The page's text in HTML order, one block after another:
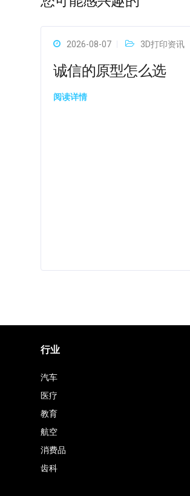
2026-08-07 3D打印资讯
诚信的原型怎么选
阅读详情
行业
汽车
医疗
教育
航空
消费品
齿科